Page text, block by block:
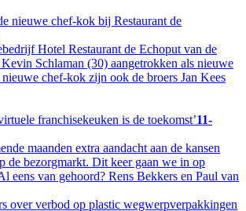
nieuwe chef-kok bij Restaurant de
Hotel Restaurant de Echoput van de
Schlaman (30) aangetrokken als nieuwe
chef-kok zijn ook de broers Jan Kees
franchisekeuken is de toekomst’11-
maanden extra aandacht aan de kansen
de bezorgmarkt. Dit keer gaan we in op
eens van gehoord? Rens Bekkers en Paul van